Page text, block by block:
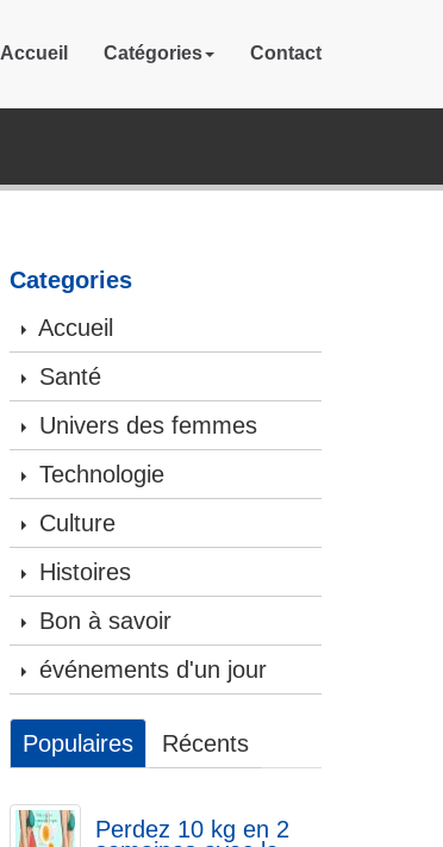
Accueil Catégories Contact
Categories
Accueil
Santé
Univers des femmes
Technologie
Culture
Histoires
Bon à savoir
événements d'un jour
Populaires Récents
Perdez 10 kg en 2